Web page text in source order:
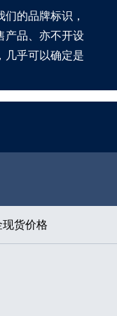
的品牌标识，
产品、亦不开设
几乎可以确定是
货价格